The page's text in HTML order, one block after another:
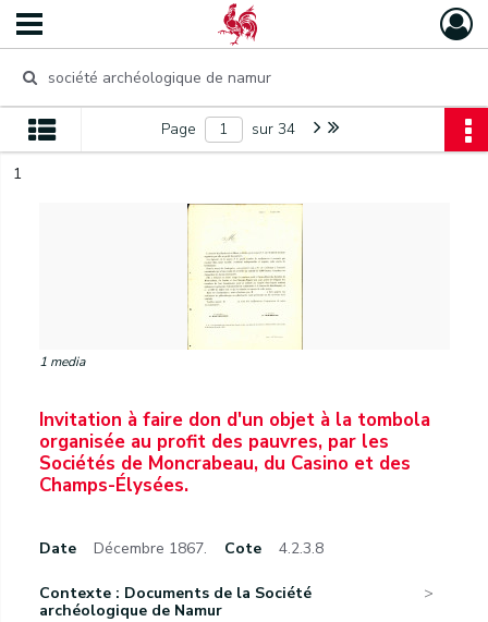
Page sur 34
1
1 media
Invitation à faire don d'un objet à la tombola
organisée au profit des pauvres, par les
Sociétés de Moncrabeau, du Casino et des
Champs-Élysées.
Date Décembre 1867. Cote 4.2.3.8
Contexte : Documents de la Société
archéologique de Namur